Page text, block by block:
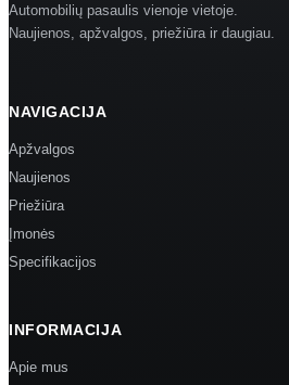
Automobilių pasaulis vienoje vietoje.
Naujienos, apžvalgos, priežiūra ir daugiau.
NAVIGACIJA
Apžvalgos
Naujienos
Priežiūra
Įmonės
Specifikacijos
INFORMACIJA
Apie mus